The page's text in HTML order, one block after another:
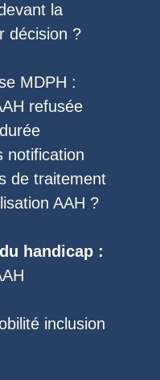
la
décision ?
MDPH :
refusée
notification
de traitement
AAH ?
handicap :
inclusion